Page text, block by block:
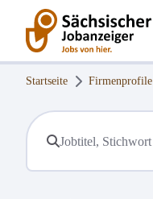
Startseite Firmenprofile